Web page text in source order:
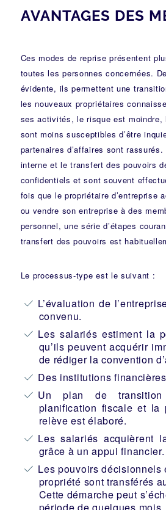
AVANTAGES DES
Ces modes de reprise présentent
toutes les personnes concernées.
évidente, ils permettent une
les nouveaux propriétaires
ses activités, le risque est moindre,
sont moins susceptibles d’être
partenaires d’affaires sont
interne et le transfert des pouvoirs
confidentiels et sont souvent
fois que le propriétaire d’entreprise
ou vendre son entreprise à des
personnel, une série d’étapes
transfert des pouvoirs est
Le processus-type est le suivant :
L’évaluation de
convenu.
Les salariés estiment la
qu’ils peuvent acquérir
de rédiger la convention
Des institutions
Un plan de
planification fiscale et la
relève est élaboré.
Les salariés acquièrent
grâce à un appui financier.
Les pouvoirs décisionnels
propriété sont transférés
Cette démarche peut